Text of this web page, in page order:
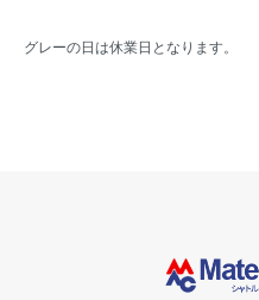
グレーの日は休業日となります。